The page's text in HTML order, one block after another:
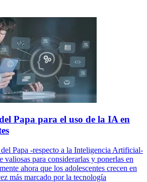
Papa para el uso de la IA en
Papa -respecto a la Inteligencia Artificial-
valiosas para considerarlas y ponerlas en
ahora que los adolescentes crecen en
más marcado por la tecnología